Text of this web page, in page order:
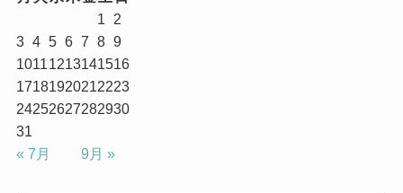
1
2
3 4 5 6 7 8 9
10111213141516
17181920212223
24252627282930
31
« 7月
9月 »